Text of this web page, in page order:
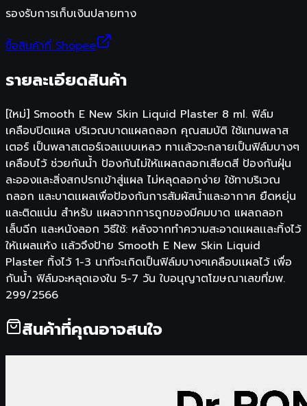
รองรับการเก็บเงินปลายทาง
ซื้อสินค้าที่ Shopee
รายละเอียดสินค้า
[ใหม่] Smooth E New Skin Liquid Plaster 8 ml. ฟิล์ม
เคลือบปิดแผล บริเวณบาดแผลถลอก คุณสมบัติ ใช้แทนพลาส
เตอร์ เป็นพลาสเตอร์เจลเเบบเหลว ทาเเล้วจะกลายเป็นฟิล์มบางๆ
เคลือบไว้ ช่วยกันน้ำ ป้องกันไม่ให้แผลถลอกเสียดสี ป้องกันฝุ่น
ละอองและสิ่งสกปรกเข้าสู่แผล ไม่หลุดลอกง่าย ใช้ทาบริเวณ
ถลอก และบาดเเผลเพื่อป้องกันการสัมผัสน้ำและอากาศ ยืดหยุ่น
และติดแน่น สำหรับ แผลจากการถูกของมีคมบาด แผลถลอก
เล็บฉีก และหนังลอก วิธีใช้: หลังจากทำความสะอาดเเผลเเละทิ้งไว้
ให้เเผลเเห้ง เเล้วจึงป้าย Smooth E New Skin Liquid
Plaster ทิ้งไว้ 1-3 นาทีจะเกิดเป็นฟิล์มบางๆเคลือบเเผลไว้ เพื่อ
กันน้ำ ฟิล์มจะหลุดเองใน 5-7 วัน ใบอนุญาตโฆษณาเลขที่ฆพ.
299/2566
สินค้าที่คุณอาจสนใจ